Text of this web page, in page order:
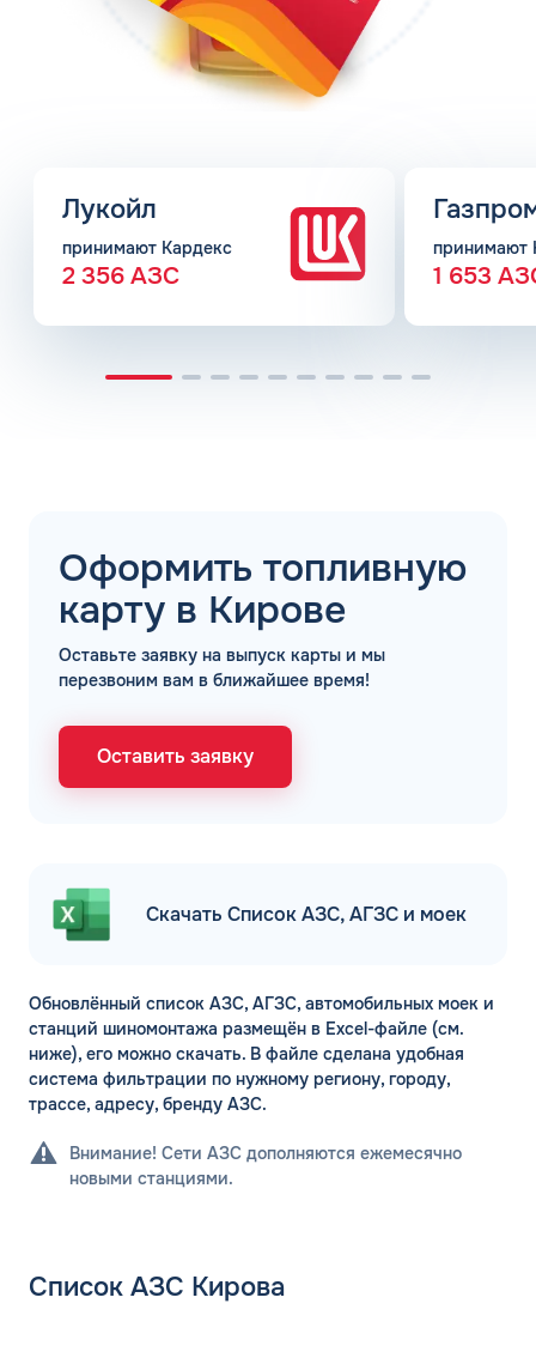
Лукойл
принимают Кардекс
2 356 АЗС
принимают
1 653
Оформить топливную
карту в Кирове
Оставьте заявку на выпуск карты и мы
перезвоним вам в ближайшее время!
Оставить заявку
Скачать Список АЗС, АГЗС и моек
Обновлённый список АЗС, АГЗС, автомобильных моек и
станций шиномонтажа размещён в Excel-файле (см.
ниже), его можно скачать. В файле сделана удобная
система фильтрации по нужному региону, городу,
трассе, адресу, бренду АЗС.
Внимание! Сети АЗС дополняются ежемесячно
новыми станциями.
Список АЗС Кирова